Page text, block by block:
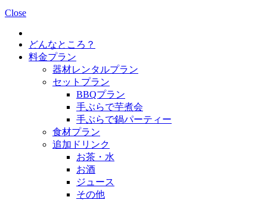
Close
どんなところ？
料金プラン
器材レンタルプラン
セットプラン
BBQプラン
手ぶらで芋煮会
手ぶらで鍋パーティー
食材プラン
追加ドリンク
お茶・水
お酒
ジュース
その他